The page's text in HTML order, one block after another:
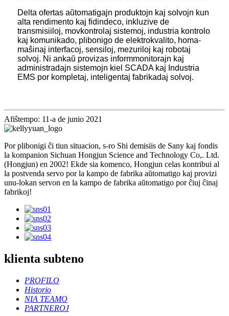
Delta ofertas aŭtomatigajn produktojn kaj solvojn kun
alta rendimento kaj fidindeco, inkluzive de
transmisiiloj, movkontrolaj sistemoj, industria kontrolo
kaj komunikado, plibonigo de elektrokvalito, homa-
maŝinaj interfacoj, sensiloj, mezuriloj kaj robotaj
solvoj. Ni ankaŭ provizas informmonitorajn kaj
administradajn sistemojn kiel SCADA kaj Industria
EMS por kompletaj, inteligentaj fabrikadaj solvoj.
Afiŝtempo: 11-a de junio 2021
Por plibonigi ĉi tiun situacion, s-ro Shi demisiis de Sany kaj fondis
la kompanion Sichuan Hongjun Science and Technology Co,. Ltd.
(Hongjun) en 2002! Ekde sia komenco, Hongjun celas kontribui al
la postvenda servo por la kampo de fabrika aŭtomatigo kaj provizi
unu-lokan servon en la kampo de fabrika aŭtomatigo por ĉiuj ĉinaj
fabrikoj!
klienta subteno
PROFILO
Historio
NIA TEAMO
PARTNEROJ